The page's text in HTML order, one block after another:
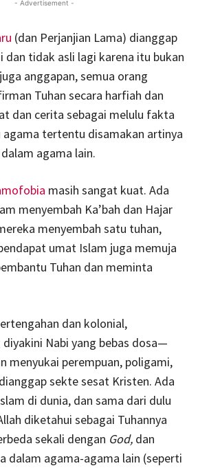
- Advertisement -
(dan Perjanjian Lama) dianggap
tidak asli lagi karena itu bukan
anggapan, semua orang
Tuhan secara harfiah dan
dan cerita sebagai melulu fakta
agama tertentu disamakan artinya
agama lain.
masih sangat kuat. Ada
menyembah Ka’bah dan Hajar
menyembah satu tuhan,
umat Islam juga memuja
Tuhan dan meminta
dan kolonial,
Nabi yang bebas dosa—
menyukai perempuan, poligami,
sekte sesat Kristen. Ada
di dunia, dan sama dari dulu
diketahui sebagai Tuhannya
sekali dengan God, dan
dalam agama-agama lain (seperti